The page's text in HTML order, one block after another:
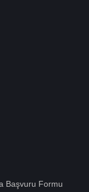
Başvuru Formu
gizliliğe uygun